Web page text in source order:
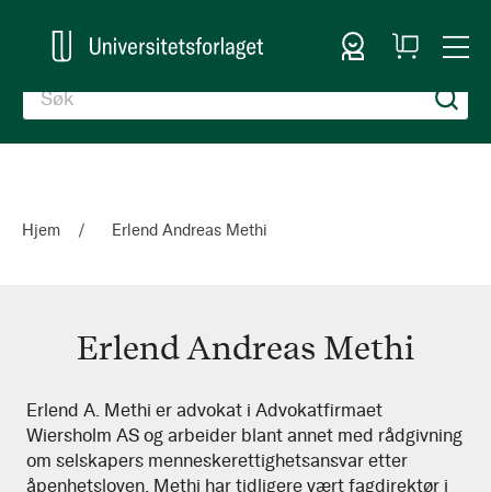
Logg inn
Handlekurv
Hjem Erlend Andreas Methi
Erlend Andreas Methi
Erlend
Andreas
Erlend A. Methi er advokat i Advokatfirmaet
Wiersholm AS og arbeider blant annet med rådgivning
om selskapers menneskerettighetsansvar etter
åpenhetsloven. Methi har tidligere vært fagdirektør i